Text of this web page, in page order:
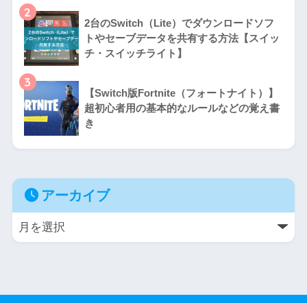
2
2台のSwitch（Lite）でダウンロードソフ
トやセーブデータを共有する方法【スイッ
チ・スイッチライト】
3
【Switch版Fortnite（フォートナイト）】
超初心者用の基本的なルールなどの覚え書
き
アーカイブ